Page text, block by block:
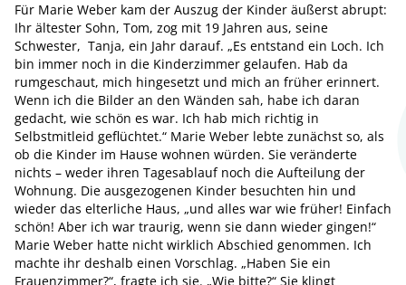
Für Marie Weber kam der Auszug der Kinder äußerst abrupt:
Ihr ältester Sohn, Tom, zog mit 19 Jahren aus, seine
Schwester, Tanja, ein Jahr darauf. „Es entstand ein Loch. Ich
bin immer noch in die Kinderzimmer gelaufen. Hab da
rumgeschaut, mich hingesetzt und mich an früher erinnert.
Wenn ich die Bilder an den Wänden sah, habe ich daran
gedacht, wie schön es war. Ich hab mich richtig in
Selbstmitleid geflüchtet.“ Marie Weber lebte zunächst so, als
ob die Kinder im Hause wohnen würden. Sie veränderte
nichts – weder ihren Tagesablauf noch die Aufteilung der
Wohnung. Die ausgezogenen Kinder besuchten hin und
wieder das elterliche Haus, „und alles war wie früher! Einfach
schön! Aber ich war traurig, wenn sie dann wieder gingen!“
Marie Weber hatte nicht wirklich Abschied genommen. Ich
machte ihr deshalb einen Vorschlag. „Haben Sie ein
Frauenzimmer?“, fragte ich sie. „Wie bitte?“ Sie klingt